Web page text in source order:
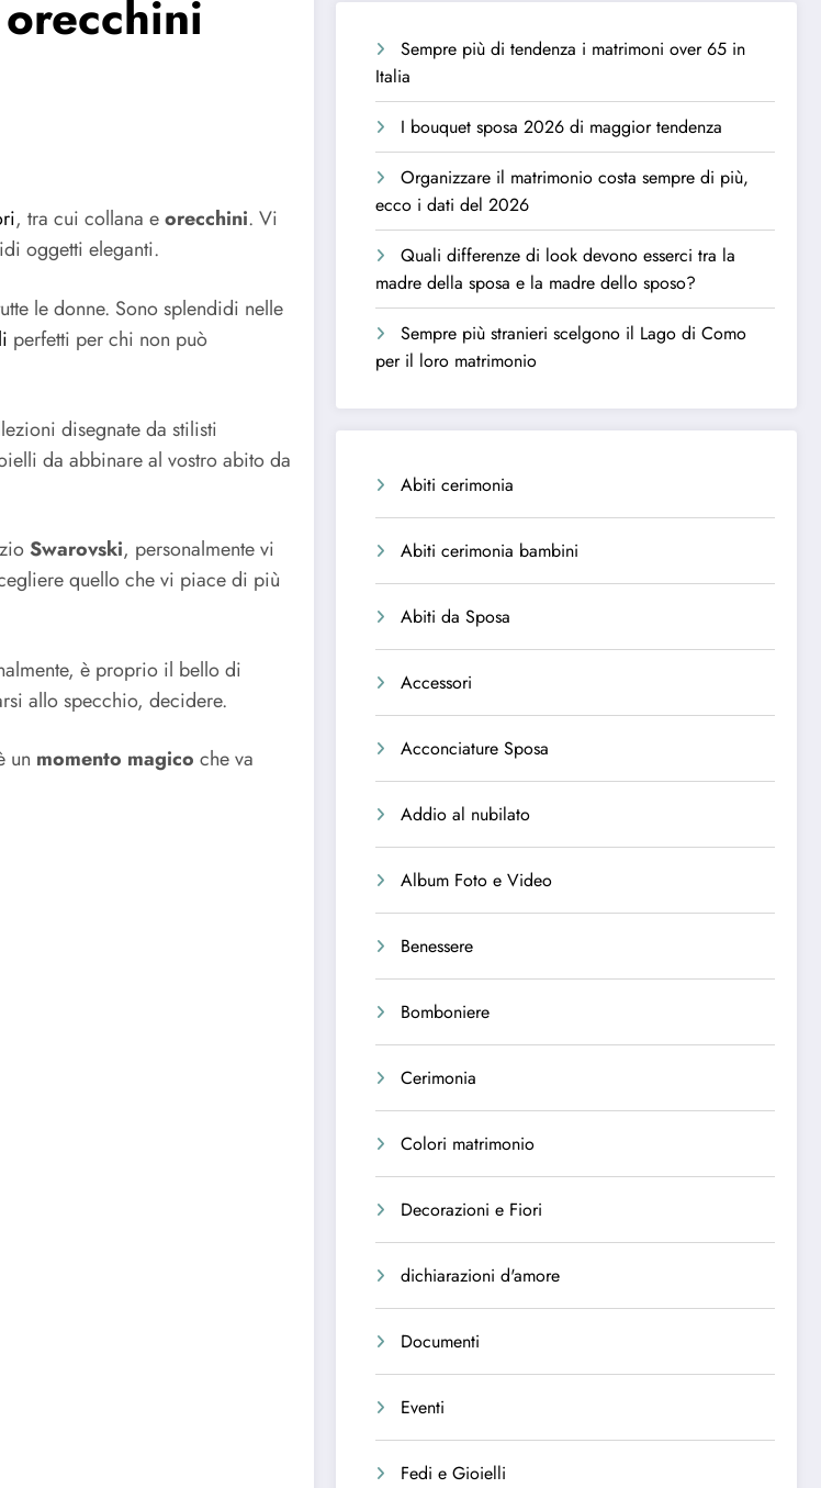
, tra cui collana eorecchini. Vi
oggetti eleganti.
le donne. Sono splendidi nelle
perfetti per chi non può
disegnate da stilisti
da abbinare al vostro abito da
Swarovski, personalmente vi
quello che vi piace di più
è proprio il bello di
allo specchio, decidere.
un momento magico che va
Sempre più di tendenza i matrimoni over 65 in
Italia
I bouquet sposa 2026 di maggior tendenza
Organizzare il matrimonio costa sempre di più,
ecco i dati del 2026
Quali differenze di look devono esserci tra la
madre della sposa e la madre dello sposo?
Sempre più stranieri scelgono il Lago di Como
per il loro matrimonio
Abiti cerimonia
Abiti cerimonia bambini
Abiti da Sposa
Accessori
Acconciature Sposa
Addio al nubilato
Album Foto e Video
Benessere
Bomboniere
Cerimonia
Colori matrimonio
Decorazioni e Fiori
dichiarazioni d'amore
Documenti
Eventi
Fedi e Gioielli